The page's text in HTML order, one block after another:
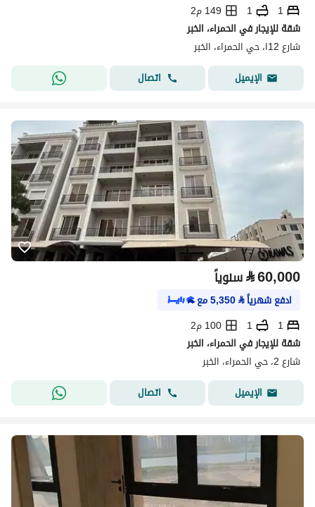
1
1
149 م2
شقة للإيجار في الحمراء، الخبر
شارع 12ا، حي الحمراء، الخبر
الإيميل
اتصال
⃁60,000 سنوياً
ادفع شهرياً⃁
5,350مع
1
1
100 م2
شقة للإيجار في الحمراء، الخبر
شارع 2، حي الحمراء، الخبر
الإيميل
اتصال